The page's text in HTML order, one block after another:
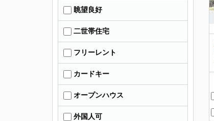
眺望良好
二世帯住宅
フリーレント
カードキー
オープンハウス
外国人可